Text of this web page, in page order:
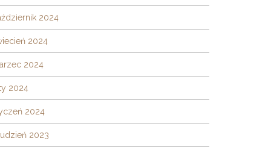
2024
2024
2024
2024
2024
2023